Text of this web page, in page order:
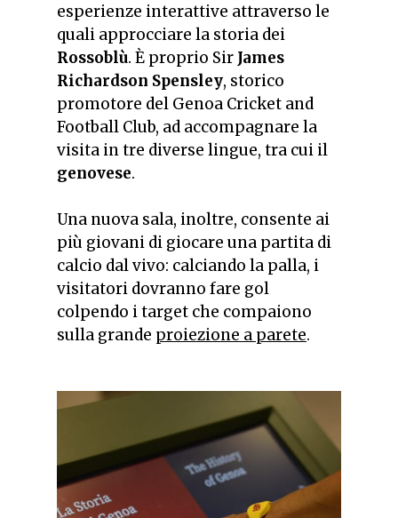
esperienze interattive attraverso le
quali approcciare la storia dei
Rossoblù. È proprio Sir James
Richardson Spensley, storico
promotore del Genoa Cricket and
Football Club, ad accompagnare la
visita in tre diverse lingue, tra cui il
genovese.
Una nuova sala, inoltre, consente ai
più giovani di giocare una partita di
calcio dal vivo: calciando la palla, i
visitatori dovranno fare gol
colpendo i target che compaiono
sulla grande proiezione a parete.